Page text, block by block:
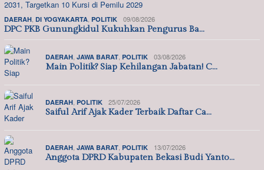
DAERAH DI YOGYAKARTA POLITIK 09/08/2026
DPC PKB Gunungkidul Kukuhkan Pengurus Ba…
DAERAH JAWA BARAT POLITIK 03/08/2026
Main Politik? Siap Kehilangan Jabatan! C…
DAERAH POLITIK 25/07/2026
Saiful Arif Ajak Kader Terbaik Daftar Ca…
DAERAH JAWA BARAT POLITIK 13/07/2026
Anggota DPRD Kabupaten Bekasi Budi Yanto…